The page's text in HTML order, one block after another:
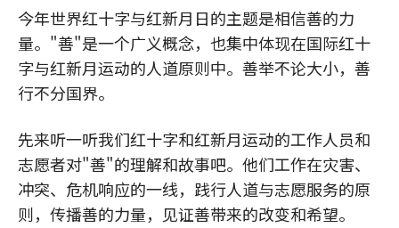
今年世界红十字与红新月日的主题是相信善的力
量。"善"是一个广义概念，也集中体现在国际红十
字与红新月运动的人道原则中。善举不论大小，善
行不分国界。
先来听一听我们红十字和红新月运动的工作人员和
志愿者对"善"的理解和故事吧。他们工作在灾害、
冲突、危机响应的一线，践行人道与志愿服务的原
则，传播善的力量，见证善带来的改变和希望。